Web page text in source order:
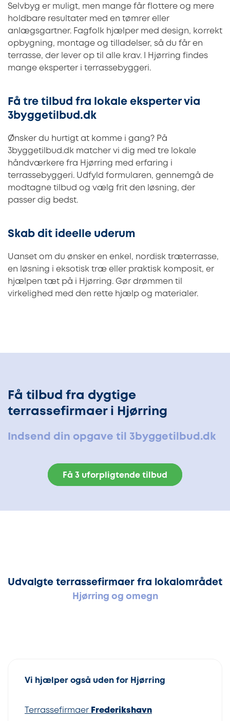
Selvbyg er muligt, men mange får flottere og mere
holdbare resultater med en tømrer eller
anlægsgartner. Fagfolk hjælper med design, korrekt
opbygning, montage og tilladelser, så du får en
terrasse, der lever op til alle krav. I Hjørring findes
mange eksperter i terrassebyggeri.
Få tre tilbud fra lokale eksperter via
3byggetilbud.dk
Ønsker du hurtigt at komme i gang? På
3byggetilbud.dk matcher vi dig med tre lokale
håndværkere fra Hjørring med erfaring i
terrassebyggeri. Udfyld formularen, gennemgå de
modtagne tilbud og vælg frit den løsning, der
passer dig bedst.
Skab dit ideelle uderum
Uanset om du ønsker en enkel, nordisk træterrasse,
en løsning i eksotisk træ eller praktisk komposit, er
hjælpen tæt på i Hjørring. Gør drømmen til
virkelighed med den rette hjælp og materialer.
Få tilbud fra dygtige
terrassefirmaer i Hjørring
Indsend din opgave til 3byggetilbud.dk
Få 3 uforpligtende tilbud
Udvalgte terrassefirmaer fra lokalområdet
Hjørring og omegn
Vi hjælper også uden for Hjørring
Terrassefirmaer Frederikshavn